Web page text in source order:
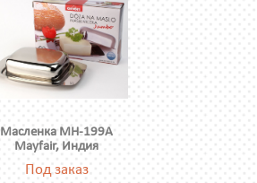
Масленка МН-199А
Mayfair, Индия
Под заказ